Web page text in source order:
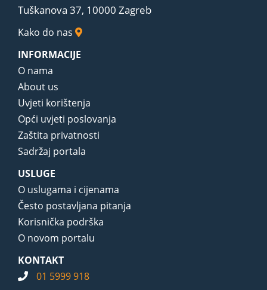
Tuškanova 37, 10000 Zagreb
Kako do nas
INFORMACIJE
O nama
About us
Uvjeti korištenja
Opći uvjeti poslovanja
Zaštita privatnosti
Sadržaj portala
USLUGE
O uslugama i cijenama
Često postavljana pitanja
Korisnička podrška
O novom portalu
KONTAKT
01 5999 918